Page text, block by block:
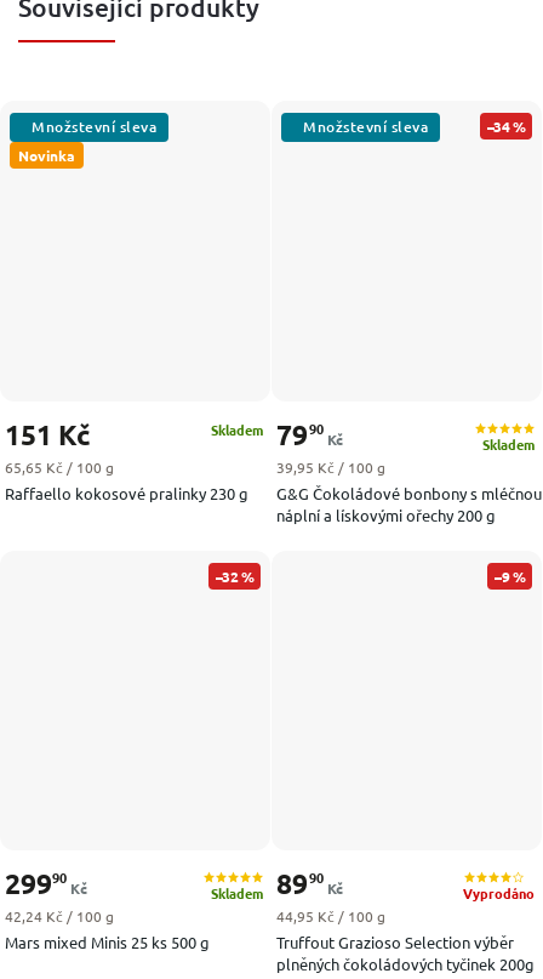
Novinka
Raffaello kokosové pralinky 230 g
Skladem
151 Kč
Měrná cena:
65,65 Kč / 100 g
–34 %
G&G Čokoládové bonbony s mléčnou
náplní a lískovými ořechy 200 g
Skladem
7990
Kč
Měrná cena:
39,95 Kč / 100 g
–32 %
Mars mixed Minis 25 ks 500 g
Skladem
29990
Kč
Měrná cena:
42,24 Kč / 100 g
–9 %
Truffout Grazioso Selection výběr
plněných čokoládových tyčinek 200g
Vyprodáno
8990
Kč
Měrná cena:
44,95 Kč / 100 g